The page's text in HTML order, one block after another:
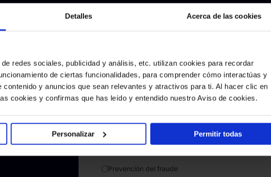
Detalles Acerca de las cookies
redes sociales, publicidad y análisis, etc. utilizan cookies para recordar
de ciertas funcionalidades, para comprender cómo interactúas y
y anuncios que sean relevantes y atractivos para ti. Al hacer clic en
cookies y confirmas que has leído y entendido nuestro Aviso de cookies.
Personalizar Permitir todas
de
en la
y recursos
y las
Reserva una llamada con
expertos
Email de negocios
Prevención del fraude